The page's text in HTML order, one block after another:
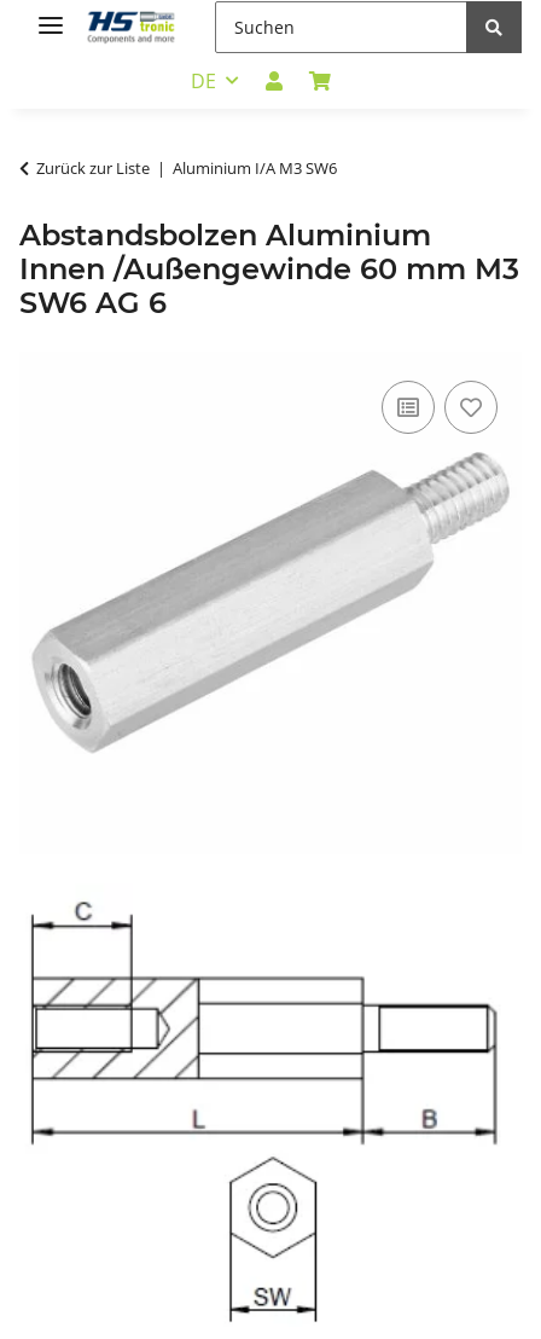
DE
Zurück zur Liste Aluminium I/A M3 SW6
Abstandsbolzen Aluminium
Innen /Außengewinde 60 mm M3
SW6 AG 6